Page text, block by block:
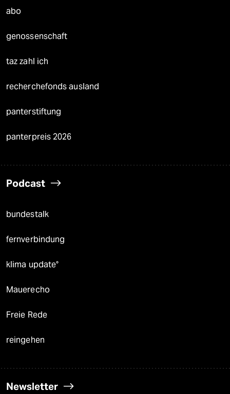
abo
genossenschaft
taz zahl ich
recherchefonds ausland
panterstiftung
panterpreis 2026
Podcast
bundestalk
fernverbindung
klima update°
Mauerecho
Freie Rede
reingehen
Newsletter